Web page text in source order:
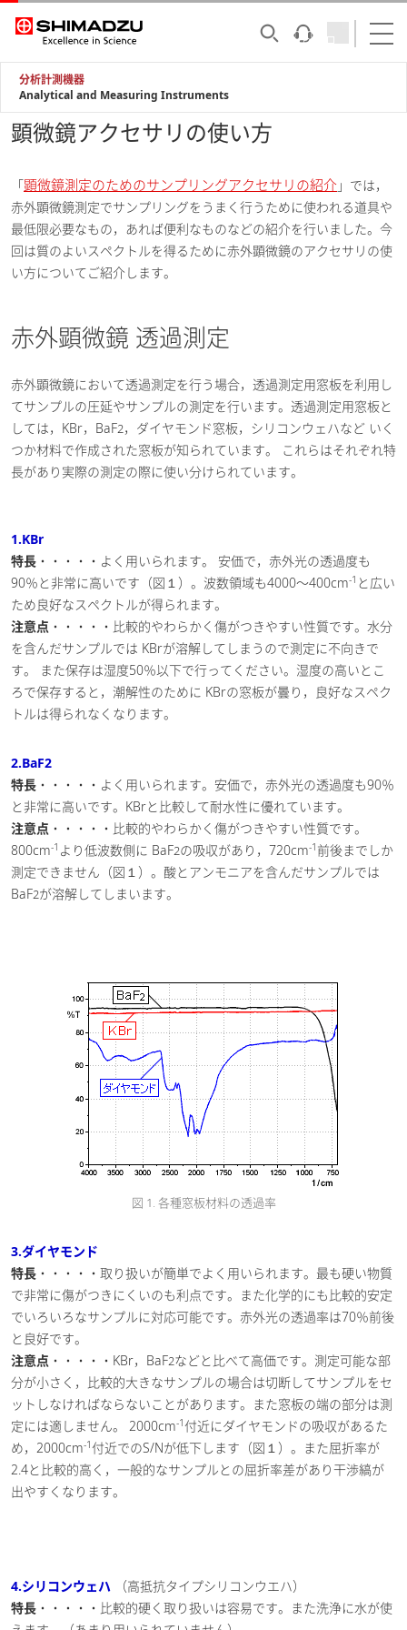
分析計測機器
Analytical and Measuring Instruments
顕微鏡アクセサリの使い方
「顕微鏡測定のためのサンプリングアクセサリの紹介 」では，
赤外顕微鏡測定でサンプリングをうまく行うために使われる道具や
最低限必要なもの，あれば便利なものなどの紹介を行いました。今
回は質のよいスペクトルを得るために赤外顕微鏡のアクセサリの使
い方についてご紹介します。
赤外顕微鏡 透過測定
赤外顕微鏡において透過測定を行う場合，透過測定用窓板を利用し
てサンプルの圧延やサンプルの測定を行います。透過測定用窓板と
しては，KBr，BaF2，ダイヤモンド窓板，シリコンウェハなど いく
つか材料で作成された窓板が知られています。 これらはそれぞれ特
長があり実際の測定の際に使い分けられています。
1.KBr
特長 ・・・・・よく用いられます。 安価で，赤外光の透過度も
90％と非常に高いです（図１）。波数領域も4000〜400cm-1 と広い
ため良好なスペクトルが得られます。
注意点 ・・・・・比較的やわらかく傷がつきやすい性質です。水分
を含んだサンプルでは KBrが溶解してしまうので測定に不向きで
す。 また保存は湿度50％以下で行ってください。湿度の高いとこ
ろで保存すると，潮解性のために KBrの窓板が曇り，良好なスペク
トルは得られなくなります。
2.BaF2
特長 ・・・・・よく用いられます。安価で，赤外光の透過度も90％
と非常に高いです。KBrと比較して耐水性に優れています。
注意点 ・・・・・比較的やわらかく傷がつきやすい性質です。
800cm-1 より低波数側に BaF2の吸収があり，720cm-1 前後までしか
測定できません（図１）。酸とアンモニアを含んだサンプルでは
BaF2が溶解してしまいます。
図 1. 各種窓板材料の透過率
3.ダイヤモンド
特長 ・・・・・取り扱いが簡単でよく用いられます。最も硬い物質
で非常に傷がつきにくいのも利点です。また化学的にも比較的安定
でいろいろなサンプルに対応可能です。赤外光の透過率は70％前後
と良好です。
注意点 ・・・・・KBr，BaF2などと比べて高価です。測定可能な部
分が小さく，比較的大きなサンプルの場合は切断してサンプルをセ
ットしなければならないことがあります。また窓板の端の部分は測
定には適しません。 2000cm-1付近にダイヤモンドの吸収があるた
め，2000cm-1付近でのS/Nが低下します（図１）。また屈折率が
2.4と比較的高く，一般的なサンプルとの屈折率差があり干渉縞が
出やすくなります。
4.シリコンウェハ
（高抵抗タイプシリコンウエハ）
特長 ・・・・・比較的硬く取り扱いは容易です。また洗浄に水が使